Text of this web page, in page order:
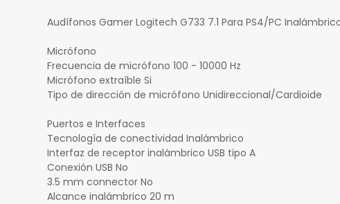
Audífonos Gamer Logitech G733 7.1 Para PS4/PC Inalámbrico
Micrófono
Frecuencia de micrófono 100 - 10000 Hz
Micrófono extraíble Si
Tipo de dirección de micrófono Unidireccional/Cardioide
Puertos e Interfaces
Tecnología de conectividad Inalámbrico
Interfaz de receptor inalámbrico USB tipo A
Conexión USB No
3.5 mm connector No
Alcance inalámbrico 20 m